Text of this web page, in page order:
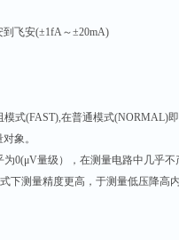
到飞安(±1fA～±20mA)
式(FAST),在普通模式(NORMAL)
象。
0(μV量级），在测量电路中几乎
下测量精度更高，于测量低压降高